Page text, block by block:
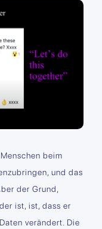
beim
und das
der Grund,
ist, ist, dass er
verändert. Die